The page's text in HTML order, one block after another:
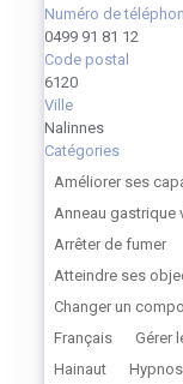
Numéro de
0499 91 81 12
Code postal
6120
Ville
Nalinnes
Catégories
Améliorer ses
Anneau gastrique
Arrêter de fumer
Atteindre ses
Changer un
Français
Gérer
Hainaut